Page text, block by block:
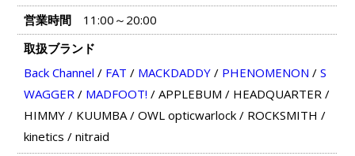
営業時間
11:00～20:00
取扱ブランド
Back Channel / FAT / MACKDADDY/ PHENOMENON / S
WAGGER/ MADFOOT! / APPLEBUM / HEADQUARTER/
HIMMY/ KUUMBA/ OWL opticwarlock/ ROCKSMITH /
kinetics / nitraid